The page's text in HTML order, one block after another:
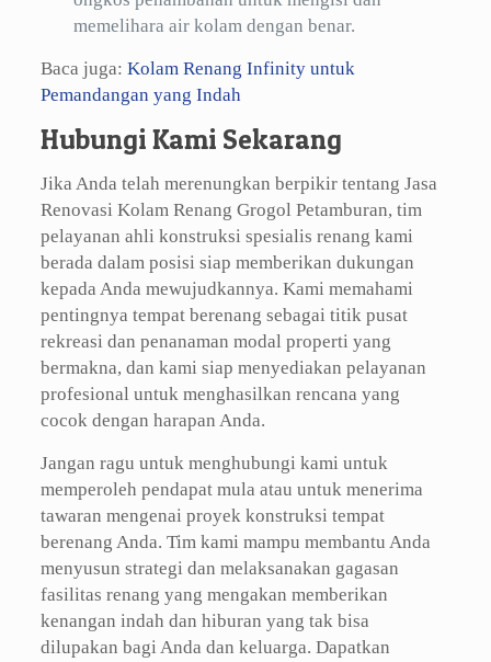
memelihara air kolam dengan benar.
Baca juga: Kolam Renang Infinity untuk
Pemandangan yang Indah
Hubungi Kami Sekarang
Jika Anda telah merenungkan berpikir tentang Jasa
Renovasi Kolam Renang Grogol Petamburan, tim
pelayanan ahli konstruksi spesialis renang kami
berada dalam posisi siap memberikan dukungan
kepada Anda mewujudkannya. Kami memahami
pentingnya tempat berenang sebagai titik pusat
rekreasi dan penanaman modal properti yang
bermakna, dan kami siap menyediakan pelayanan
profesional untuk menghasilkan rencana yang
cocok dengan harapan Anda.
Jangan ragu untuk menghubungi kami untuk
memperoleh pendapat mula atau untuk menerima
tawaran mengenai proyek konstruksi tempat
berenang Anda. Tim kami mampu membantu Anda
menyusun strategi dan melaksanakan gagasan
fasilitas renang yang mengakan memberikan
kenangan indah dan hiburan yang tak bisa
dilupakan bagi Anda dan keluarga. Dapatkan